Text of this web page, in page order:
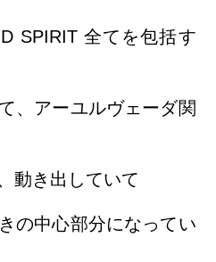
SPIRIT 全てを包括す
、アーユルヴェーダ関
動き出していて
の中心部分になってい